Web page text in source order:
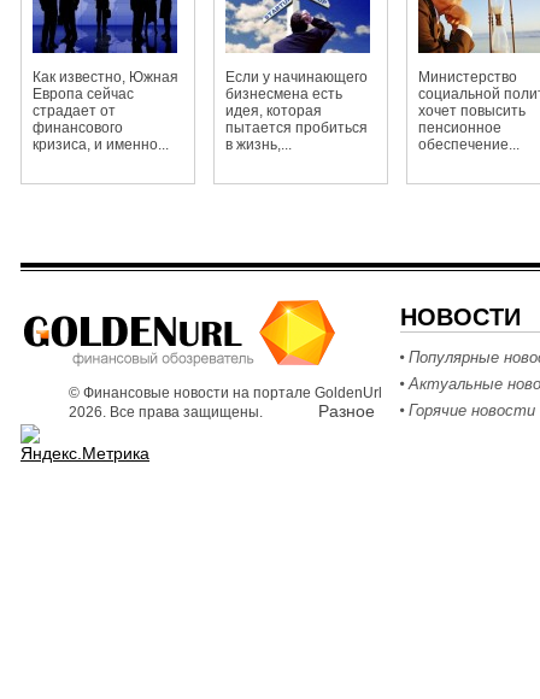
Как известно, Южная
Европа сейчас
страдает от
финансового
кризиса, и именно...
Если у начинающего
бизнесмена есть
идея, которая
пытается пробиться
в жизнь,...
Министерство
социальной
хочет повысить
пенсионное
обеспечение...
© Финансовые новости на портале GoldenUrl
2026. Все права защищены.
Разное
НОВОСТИ
Популярные
Актуальные
Горячие новости